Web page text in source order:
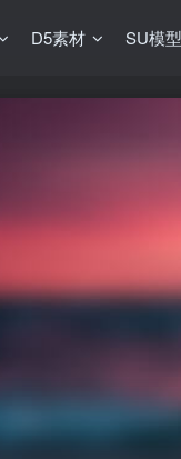
D5素材 SU模型